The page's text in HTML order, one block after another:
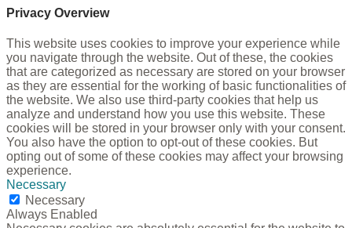
Privacy Overview
This website uses cookies to improve your experience while
you navigate through the website. Out of these, the cookies
that are categorized as necessary are stored on your browser
as they are essential for the working of basic functionalities of
the website. We also use third-party cookies that help us
analyze and understand how you use this website. These
cookies will be stored in your browser only with your consent.
You also have the option to opt-out of these cookies. But
opting out of some of these cookies may affect your browsing
experience.
Necessary
Necessary
Always Enabled